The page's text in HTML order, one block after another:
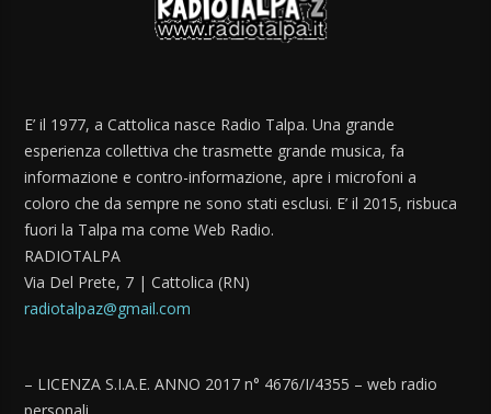
E’ il 1977, a Cattolica nasce Radio Talpa. Una grande
esperienza collettiva che trasmette grande musica, fa
informazione e contro-informazione, apre i microfoni a
coloro che da sempre ne sono stati esclusi. E’ il 2015, risbuca
fuori la Talpa ma come Web Radio.
RADIOTALPA
Via Del Prete, 7 | Cattolica (RN)
radiotalpaz@gmail.com
– LICENZA S.I.A.E. ANNO 2017 n° 4676/I/4355 – web radio
personali